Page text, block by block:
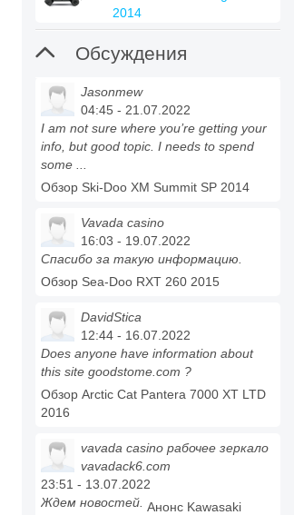
2014
 Обсуждения
Jasonmew
04:45 - 21.07.2022
I am not sure where you’re getting your
info, but good topic. I needs to spend
some ...
Обзор Ski-Doo XM Summit SP 2014
Vavada casino
16:03 - 19.07.2022
Спасибо за такую информацию.
Обзор Sea-Doo RXT 260 2015
DavidStica
12:44 - 16.07.2022
Does anyone have information about
this site goodstome.com ?
Обзор Arctic Cat Pantera 7000 XT LTD
2016
vavada casino рабочее зеркало
vavadack6.com
23:51 - 13.07.2022
Ждем новостей. Анонс Kawasaki